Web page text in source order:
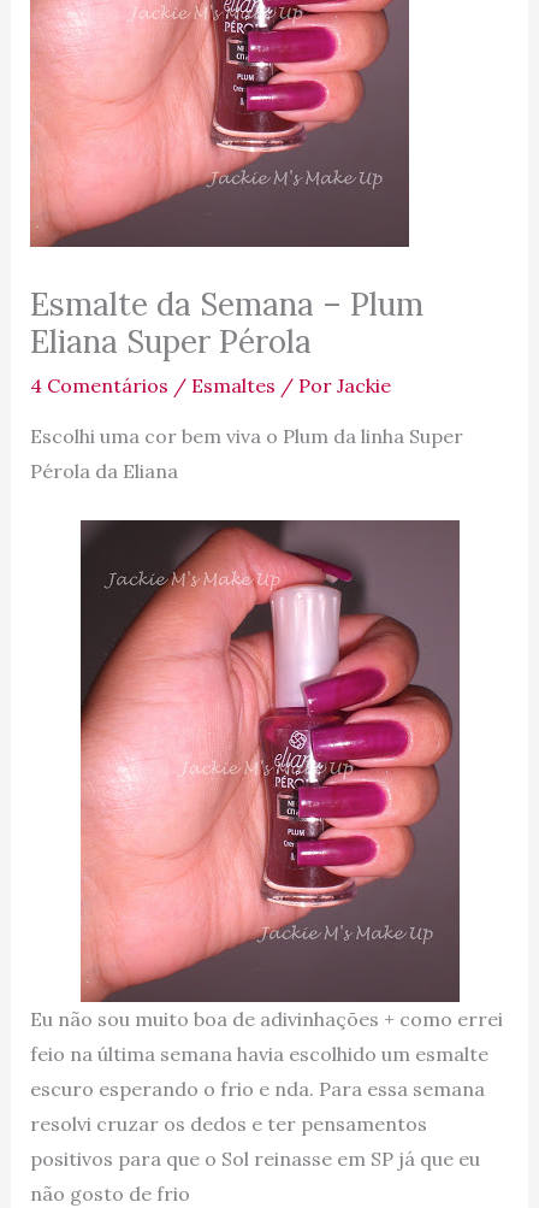
Esmalte da Semana – Plum
Eliana Super Pérola
4 Comentários / Esmaltes / Por Jackie
Escolhi uma cor bem viva o Plum da linha Super
Pérola da Eliana
Eu não sou muito boa de adivinhações + como errei
feio na última semana havia escolhido um esmalte
escuro esperando o frio e nda. Para essa semana
resolvi cruzar os dedos e ter pensamentos
positivos para que o Sol reinasse em SP já que eu
não gosto de frio